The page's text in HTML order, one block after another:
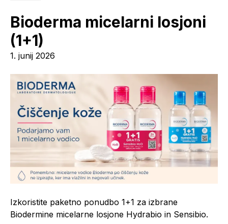
Bioderma micelarni losjoni
(1+1)
1. junij 2026
Izkoristite paketno ponudbo 1+1 za izbrane
Biodermine micelarne losjone Hydrabio in Sensibio.